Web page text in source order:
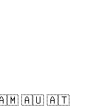
🇦🇺 🇦🇹